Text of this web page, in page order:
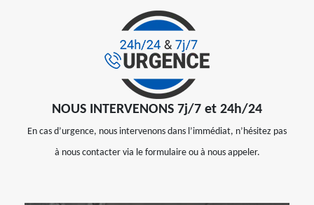
NOUS INTERVENONS 7j/7 et 24h/24
En cas d’urgence, nous intervenons dans l’immédiat, n’hésitez pas
à nous contacter via le formulaire ou à nous appeler.